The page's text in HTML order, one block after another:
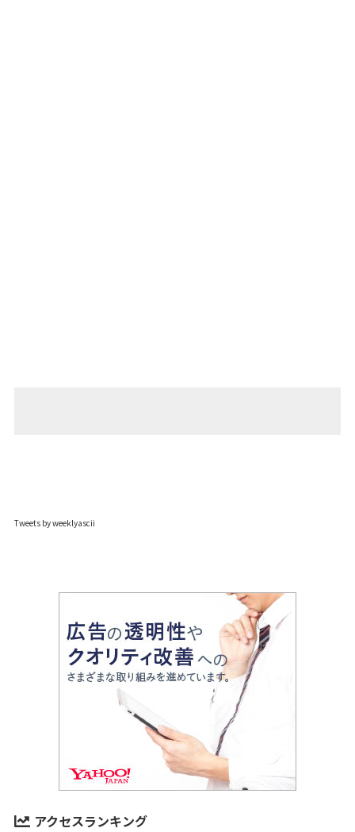
Tweets by weeklyascii
アクセスランキング